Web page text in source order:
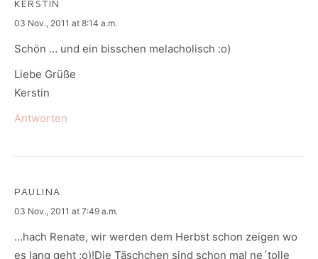
KERSTIN
says:
03 Nov., 2011 at 8:14 a.m.
Schön … und ein bisschen melacholisch :o)
Liebe Grüße
Kerstin
Antworten
PAULINA
says:
03 Nov., 2011 at 7:49 a.m.
…hach Renate, wir werden dem Herbst schon zeigen wo
es lang geht ;o)!Die Täschchen sind schon mal ne´tolle